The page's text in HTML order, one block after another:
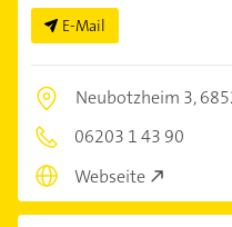
E-Mail
Neubotzheim 3,
06203 1 43 90
Webseite